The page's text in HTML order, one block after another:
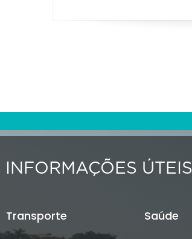
INFORMAÇÕES ÚTEIS
Transporte Saúde